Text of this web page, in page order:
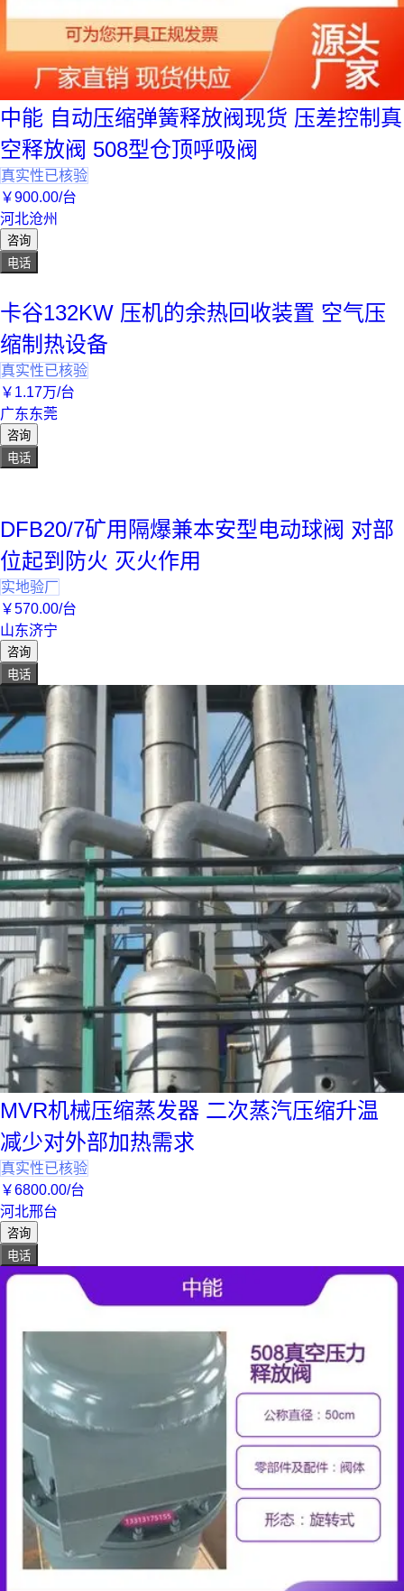
中能 自动压缩弹簧释放阀现货 压差控制真
空释放阀 508型仓顶呼吸阀
真实性已核验
￥900.00/台
河北沧州
咨询
电话
卡谷132KW 压机的余热回收装置 空气压
缩制热设备
真实性已核验
￥ 1.17万/台
广东东莞
咨询
电话
DFB20/7矿用隔爆兼本安型电动球阀 对部
位起到防火 灭火作用
实地验厂
￥570.00/台
山东济宁
咨询
电话
MVR机械压缩蒸发器 二次蒸汽压缩升温
减少对外部加热需求
真实性已核验
￥6800.00/台
河北邢台
咨询
电话